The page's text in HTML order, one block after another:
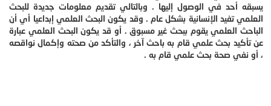
يسبقه أحد في الوصول إليها . وبالتالي تقديم معلومات جديدة للبحث
العلمي تفيد الإنسانية بشكل عام . وقد يكون البحث العلمي إبداعيا أي أن
الباحث العلمي يقوم ببحث غير مسبوق . أو قد يكون البحث العلمي عبارة
عن تأكيد بحث علمي قام به باحث آخر ، والتأكد من صحته وإكمال نواقصه
، أو نفي صحة بحث علمي قام به .